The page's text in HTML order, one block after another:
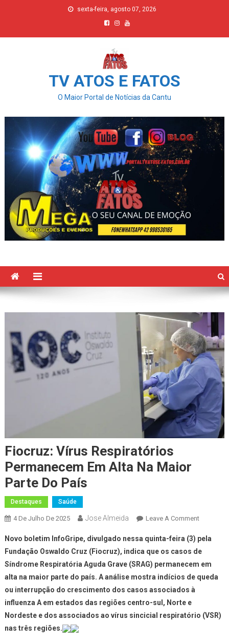
sexta-feira, agosto 07, 2026
TV ATOS E FATOS
O Maior Portal de Notícias da Cantu
Fiocruz: Vírus Respiratórios
Permanecem Em Alta Na Maior
Parte Do País
Destaques Saúde
4 De Julho De 2025 Jose Almeida Leave A CommentOn
Vírus
Em
Maior
Novo boletim InfoGripe, divulgado nessa quinta-feira (3) pela
Fundação Oswaldo Cruz (Fiocruz), indica que os casos de
Síndrome Respiratória Aguda Grave (SRAG) permanecem em
alta na maior parte do país. A análise mostra indícios de queda
ou interrupção do crescimento dos casos associados à
influenza A em estados das regiões centro-sul, Norte e
Nordeste e dos associados ao vírus sincicial respiratório (VSR)
nas três regiões.